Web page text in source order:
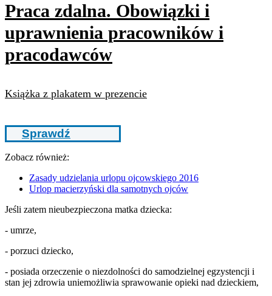
Praca zdalna. Obowiązki i
uprawnienia pracowników i
pracodawców
Książka z plakatem w prezencie
Sprawdź
Zobacz również:
Zasady udzielania urlopu ojcowskiego 2016
Urlop macierzyński dla samotnych ojców
Jeśli zatem nieubezpieczona matka dziecka:
- umrze,
- porzuci dziecko,
- posiada orzeczenie o niezdolności do samodzielnej egzystencji i
stan jej zdrowia uniemożliwia sprawowanie opieki nad dzieckiem,